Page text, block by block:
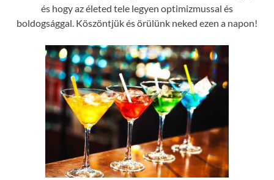
és hogy az életed tele legyen optimizmussal és
boldogsággal. Köszöntjük és örülünk neked ezen a napon!